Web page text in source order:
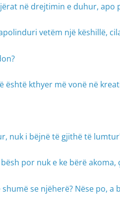
në drejtimin e duhur, apo
vetëm një këshillë,
është kthyer më vonë në
nuk i bëjnë të gjithë të
por nuk e ke bërë akoma,
se njëherë? Nëse po, a